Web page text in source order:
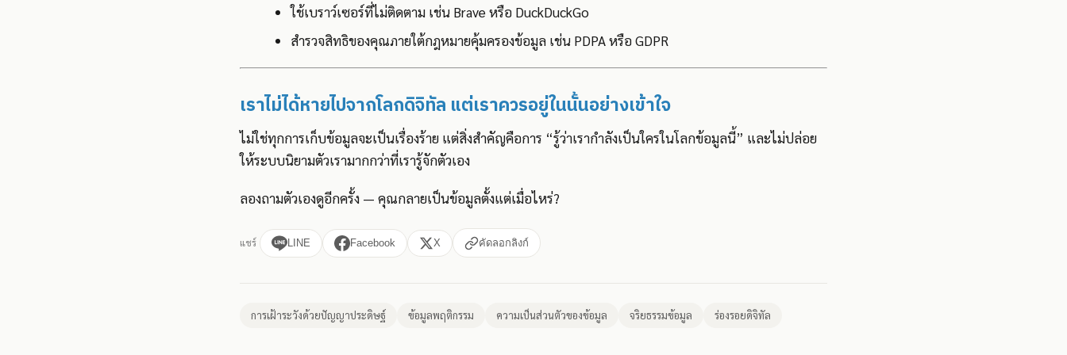
ใช้เบราว์เซอร์ที่ไม่ติดตาม เช่น Brave หรือ DuckDuckGo
สำรวจสิทธิของคุณภายใต้กฎหมายคุ้มครองข้อมูล เช่น PDPA หรือ GDPR
เราไม่ได้หายไปจากโลกดิจิทัล แต่เราควรอยู่ในนั้นอย่างเข้าใจ
ไม่ใช่ทุกการเก็บข้อมูลจะเป็นเรื่องร้าย แต่สิ่งสำคัญคือการ “รู้ว่าเรากำลังเป็นใครในโลกข้อมูลนี้” และไม่ปล่อย
ให้ระบบนิยามตัวเรามากกว่าที่เรารู้จักตัวเอง
ลองถามตัวเองดูอีกครั้ง — คุณกลายเป็นข้อมูลตั้งแต่เมื่อไหร่?
แชร์ LINE Facebook X คัดลอกลิงก์
การเฝ้าระวังด้วยปัญญาประดิษฐ์ ข้อมูลพฤติกรรม ความเป็นส่วนตัวของข้อมูล จริยธรรมข้อมูล ร่องรอยดิจิทัล